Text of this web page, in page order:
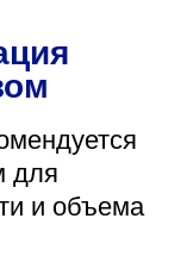
для
и объема